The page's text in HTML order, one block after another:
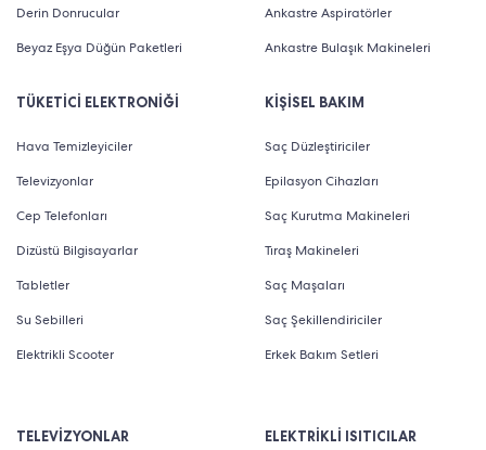
Derin Donrucular
Beyaz Eşya Düğün Paketleri
TÜKETİCİ ELEKTRONİĞİ
Hava Temizleyiciler
Televizyonlar
Cep Telefonları
Dizüstü Bilgisayarlar
Tabletler
Su Sebilleri
Elektrikli Scooter
Ankastre Aspiratörler
Ankastre Bulaşık Makineleri
KİŞİSEL BAKIM
Saç Düzleştiriciler
Epilasyon Cihazları
Saç Kurutma Makineleri
Tıraş Makineleri
Saç Maşaları
Saç Şekillendiriciler
Erkek Bakım Setleri
TELEVİZYONLAR ELEKTRİKLİ ISITICILAR